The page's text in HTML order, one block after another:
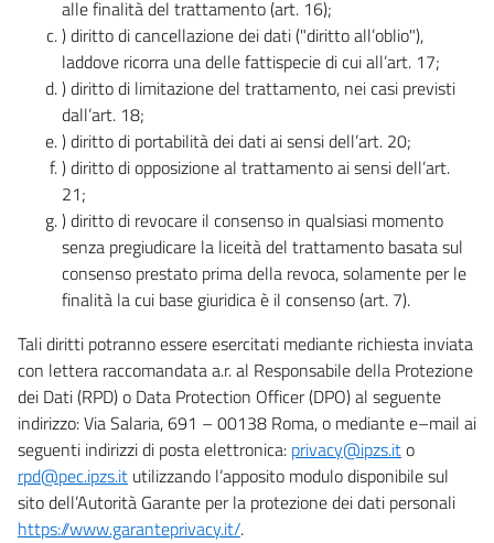
alle finalità del trattamento (art. 16);
) diritto di cancellazione dei dati ("diritto all’oblio"),
laddove ricorra una delle fattispecie di cui all’art. 17;
) diritto di limitazione del trattamento, nei casi previsti
dall’art. 18;
) diritto di portabilità dei dati ai sensi dell’art. 20;
) diritto di opposizione al trattamento ai sensi dell’art.
21;
) diritto di revocare il consenso in qualsiasi momento
senza pregiudicare la liceità del trattamento basata sul
consenso prestato prima della revoca, solamente per le
finalità la cui base giuridica è il consenso (art. 7).
Tali diritti potranno essere esercitati mediante richiesta inviata
con lettera raccomandata a.r. al Responsabile della Protezione
dei Dati (RPD) o Data Protection Officer (DPO) al seguente
indirizzo: Via Salaria, 691 – 00138 Roma, o mediante e–mail ai
seguenti indirizzi di posta elettronica: privacy@ipzs.ito
rpd@pec.ipzs.it utilizzando l’apposito modulo disponibile sul
sito dell’Autorità Garante per la protezione dei dati personali
https://www.garanteprivacy.it/.